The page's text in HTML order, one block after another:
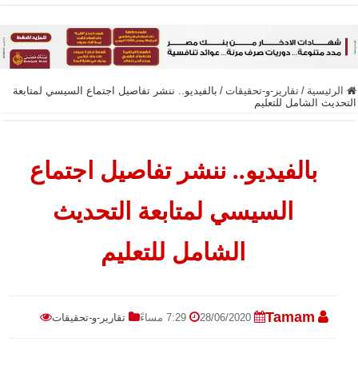
الرئيسية / تقارير-و-تحقيقات / بالفيديو.. ننشر تفاصيل اجتماع السيسي لمتابعة
التحديث الشامل للتعليم
بالفيديو.. ننشر تفاصيل اجتماع
السيسي لمتابعة التحديث
الشامل للتعليم
Tamam
28/06/2020 7:29 مساءً تقارير-و-تحقيقات